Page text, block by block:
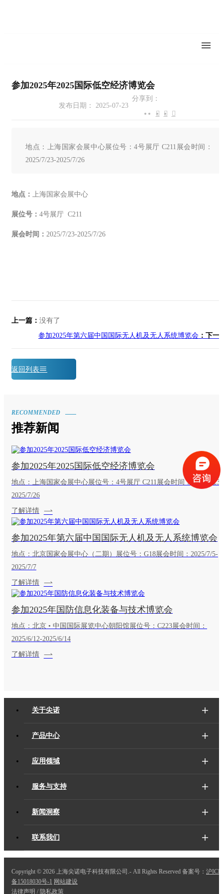
参加2025年2025国际低空经济博览会
发布日期： 2025-07-23
分享到：
地点：上海国家会展中心展位号：4号展厅 C211展会时间：
2025/7/23-2025/7/26
地点： 上海国家会展中心
展位号： 4号展厅 C211
展会时间： 2025/7/23-2025/7/26
上一篇： 没有了
参加2025年第六届中国国际无人机及无人系统博览会 ：下一
返回列表
RECOMMENDED
推荐新闻
参加2025年2025国际低空经济博览会
地点：上海国家会展中心展位号：4号展厅 C211展会时间：2025/7/23-
2025/7/26
了解详情
参加2025年第六届中国国际无人机及无人系统博览会
地点：北京国家会展中心（二期）展位号：G18展会时间：2025/7/5-
2025/7/7
了解详情
参加2025年国防信息化装备与技术博览会
地点：北京 • 中国国际展览中心朝阳馆展位号：C223展会时间：
2025/6/12-2025/6/14
了解详情
关于尖诺
产品中心
应用领域
服务与支持
新闻洞察
联系我们
Copyright © 2026 上海尖诺电子科技有限公司.- All Rights Reserved 备案号： 沪ICP
备15018030号-1 网站建设
法律声明 / 隐私政策